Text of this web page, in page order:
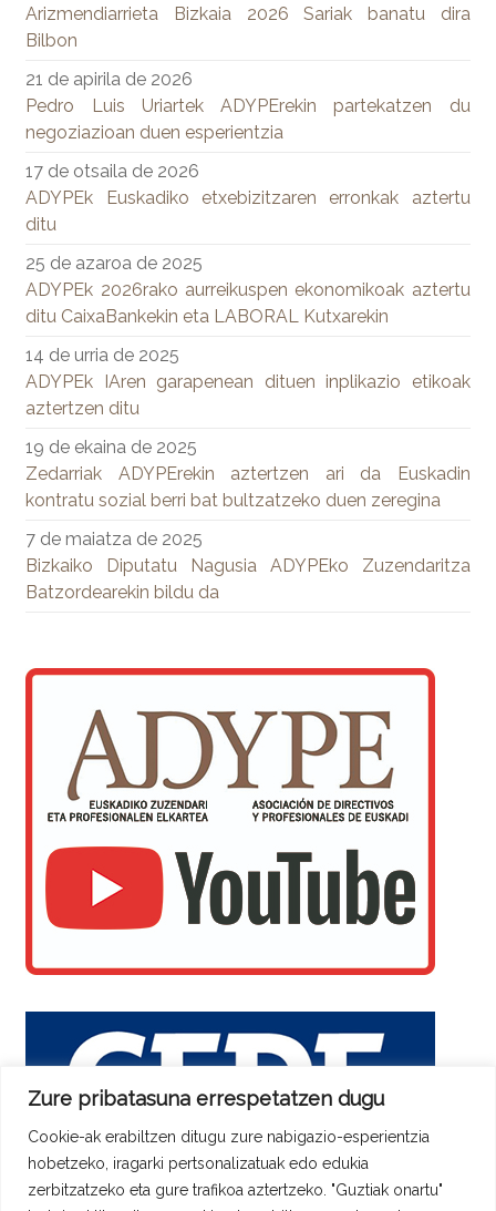
Zure pribatasuna errespetatzen dugu
Cookie-ak erabiltzen ditugu zure nabigazio-esperientzia
hobetzeko, iragarki pertsonalizatuak edo edukia
zerbitzatzeko eta gure trafikoa aztertzeko. "Guztiak onartu"
Arizmendiarrieta Bizkaia 2026 Sariak banatu dira
Bilbon
21 de apirila de 2026
Pedro Luis Uriartek ADYPErekin partekatzen du
negoziazioan duen esperientzia
17 de otsaila de 2026
ADYPEk Euskadiko etxebizitzaren erronkak aztertu
ditu
25 de azaroa de 2025
ADYPEk 2026rako aurreikuspen ekonomikoak aztertu
ditu CaixaBankekin eta LABORAL Kutxarekin
14 de urria de 2025
ADYPEk IAren garapenean dituen inplikazio etikoak
aztertzen ditu
19 de ekaina de 2025
Zedarriak ADYPErekin aztertzen ari da Euskadin
kontratu sozial berri bat bultzatzeko duen zeregina
7 de maiatza de 2025
Bizkaiko Diputatu Nagusia ADYPEko Zuzendaritza
Batzordearekin bildu da